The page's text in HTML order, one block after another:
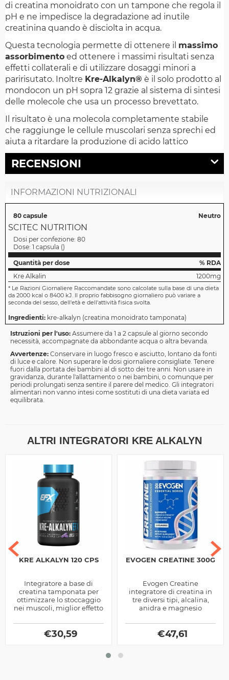
di creatina monoidrato con un tampone che regola il
pH e ne impedisce la degradazione ad inutile
creatinina quando è disciolta in acqua.
Questa tecnologia permette di ottenere il massimo
assorbimento ed ottenere i massimi risultati senza
effetti collaterali e di utilizzare dosaggi minori a
paririsutato. Inoltre Kre-Alkalyn® è il solo prodotto al
mondocon un pH sopra 12 grazie al sistema di sintesi
delle molecole che usa un processo brevettato.
Il risultato è una molecola completamente stabile
che raggiunge le cellule muscolari senza sprechi ed
aiuta a ritardare la produzione di acido lattico
RECENSIONI
INFORMAZIONI NUTRIZIONALI
80 capsule Neutro
SCITEC NUTRITION
Dosi per confezione: 80
Dose: 1 capsula ()
Quantità per dose
% RDA
Kre Alkalin
1200mg
* Le Razioni Giornaliere Raccomandate sono calcolate sulla base di una dieta
da 2000 kcal o 8400 kJ. Il proprio fabbisogno giornaliero può variare a
seconda del sesso, dell'età e dell'attività fisica svolta.
Ingredienti: kre-alkalyn (creatina monoidrato tamponata)
Istruzioni per l'uso: Assumere da 1 a 2 capsule al giorno secondo
necessità, accompagnate da abbondante acqua o altra bevanda.
Avvertenze: Conservare in luogo fresco e asciutto, lontano da fonti
di luce e calore. Non superare le dosi giornaliere consigliate. Tenere
fuori dalla portata dei bambini al di sotto dei tre anni. Non usare in
gravidanza, durante l'allattamento o nei bambini, o comunque per
periodi prolungati senza sentire il parere del medico. Gli integratori
alimentari non vanno intesi come sostituti di una dieta variata ed
equilibrata.
ALTRI INTEGRATORI KRE ALKALYN
KRE ALKALYN 120 CPS
Integratore a base di
creatina tamponata per
ottimizzare lo stoccaggio
nei muscoli, miglior effetto
dosaggio.
€30,59
EVOGEN CREATINE 300G
Evogen Creatine
integratore di creatina in
tre diversi tipi, alcalina,
anidra e magnesio
supporto ergogenico per la
prestazione intensa,...
€47,61